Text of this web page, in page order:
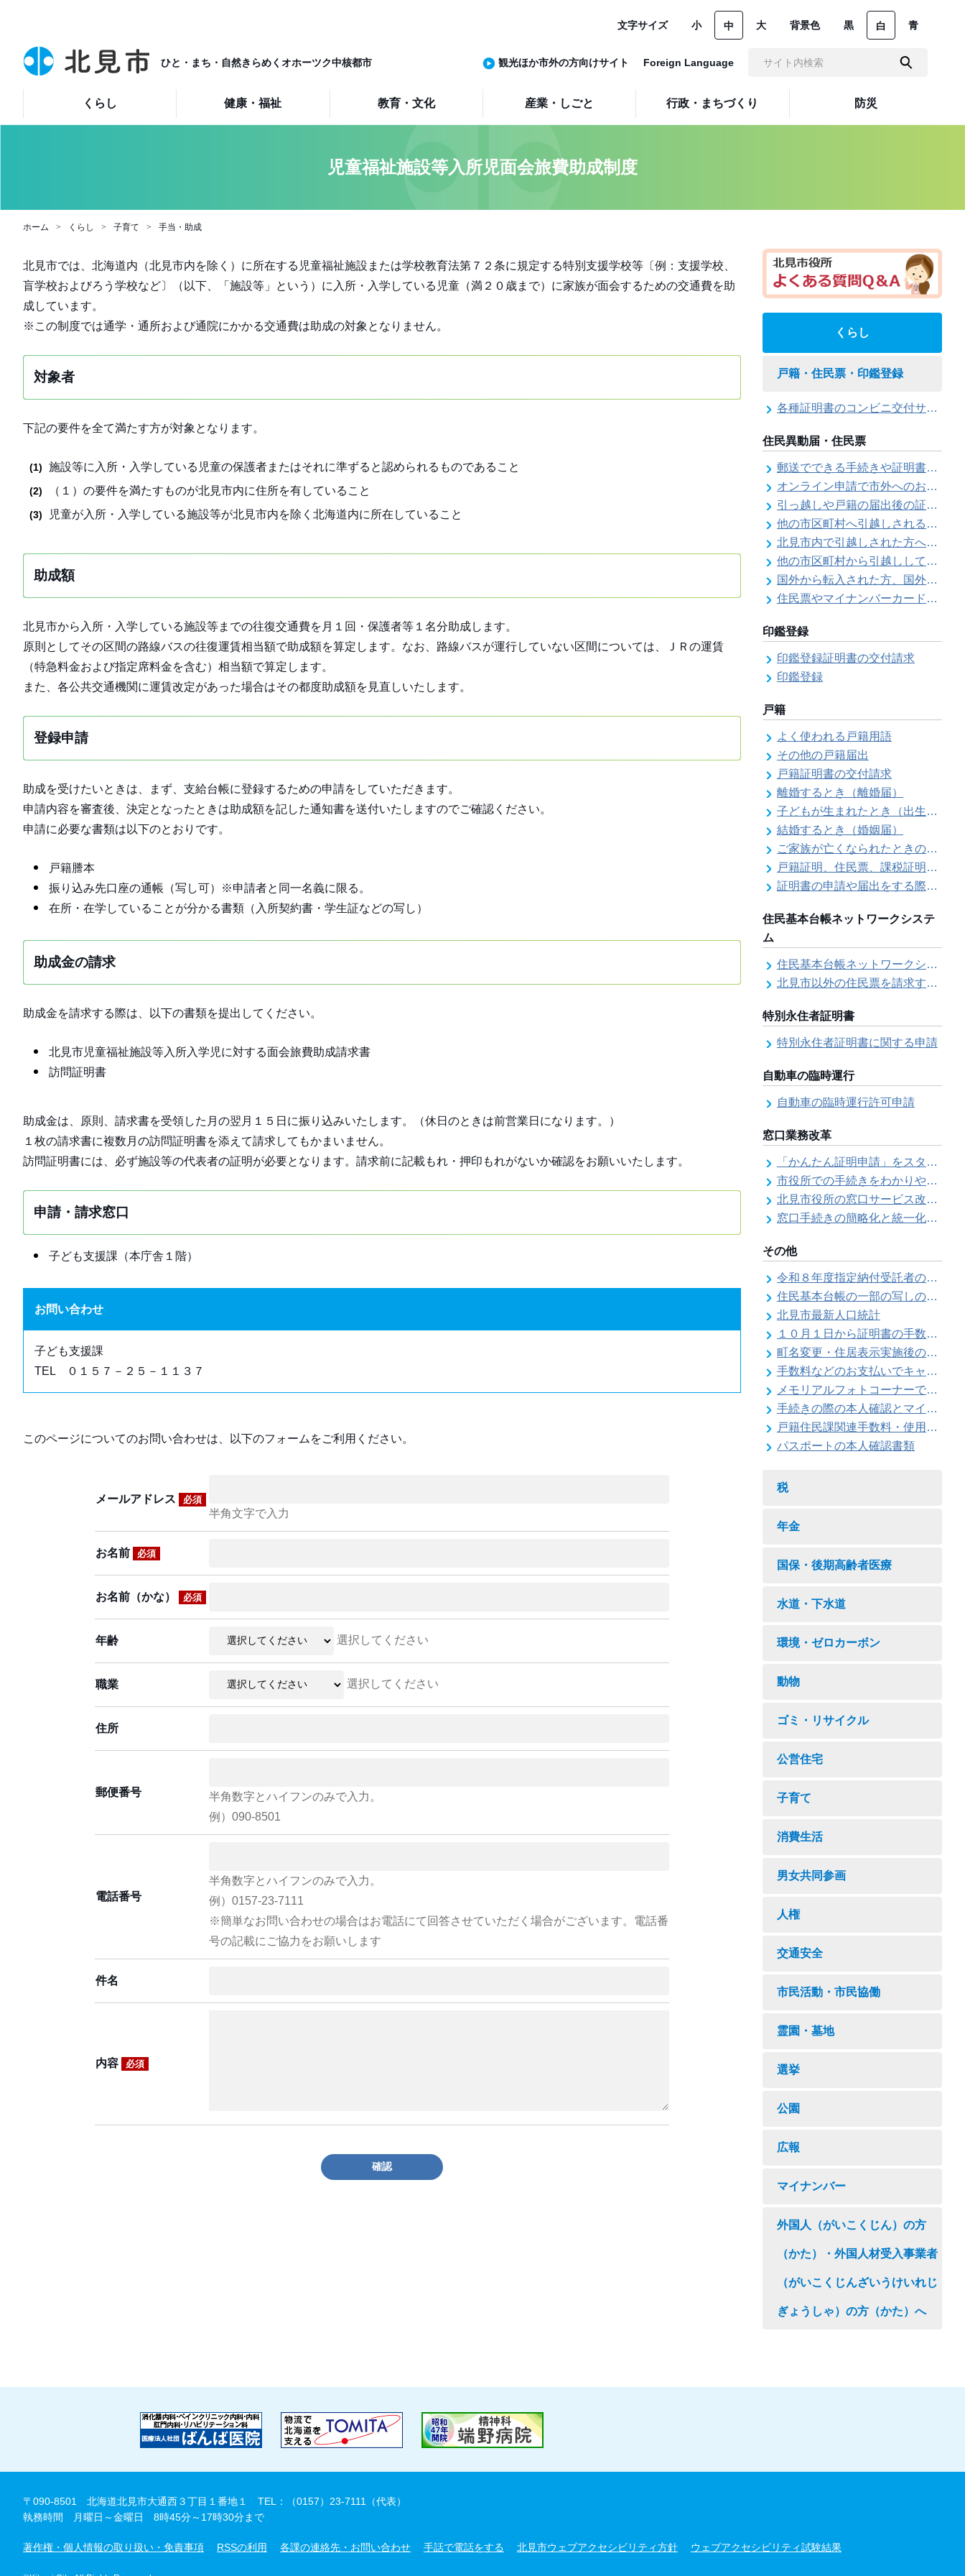
ひと・まち・自然きらめくオホーツク中核都市
くらし 健康・福祉 教育・文化 産業・しごと 行政・まちづくり 防災
文字サイズ 小 中 大 背景色 黒 白 青
観光ほか市外の方向けサイト Foreign Language
児童福祉施設等入所児面会旅費助成制度
ホーム くらし 子育て 手当・助成
北見市では、北海道内（北見市内を除く）に所在する児童福祉施設または学校教育法第７２条に規定する特別支援学校等〔例：支援学校、
盲学校およびろう学校など〕（以下、「施設等」という）に入所・入学している児童（満２０歳まで）に家族が面会するための交通費を助
成しています。
※この制度では通学・通所および通院にかかる交通費は助成の対象となりません。
対象者
下記の要件を全て満たす方が対象となります。
施設等に入所・入学している児童の保護者またはそれに準ずると認められるものであること
（１）の要件を満たすものが北見市内に住所を有していること
児童が入所・入学している施設等が北見市内を除く北海道内に所在していること
助成額
北見市から入所・入学している施設等までの往復交通費を月１回・保護者等１名分助成します。
原則としてその区間の路線バスの往復運賃相当額で助成額を算定します。なお、路線バスが運行していない区間については、ＪＲの運賃
（特急料金および指定席料金を含む）相当額で算定します。
また、各公共交通機関に運賃改定があった場合はその都度助成額を見直しいたします。
登録申請
助成を受けたいときは、まず、支給台帳に登録するための申請をしていただきます。
申請内容を審査後、決定となったときは助成額を記した通知書を送付いたしますのでご確認ください。
申請に必要な書類は以下のとおりです。
戸籍謄本
振り込み先口座の通帳（写し可）※申請者と同一名義に限る。
在所・在学していることが分かる書類（入所契約書・学生証などの写し）
助成金の請求
助成金を請求する際は、以下の書類を提出してください。
北見市児童福祉施設等入所入学児に対する面会旅費助成請求書
訪問証明書
助成金は、原則、請求書を受領した月の翌月１５日に振り込みいたします。（休日のときは前営業日になります。）
１枚の請求書に複数月の訪問証明書を添えて請求してもかまいません。
訪問証明書には、必ず施設等の代表者の証明が必要となります。請求前に記載もれ・押印もれがないか確認をお願いいたします。
申請・請求窓口
子ども支援課（本庁舎１階）
お問い合わせ
子ども支援課
TEL ０１５７－２５－１１３７
このページについてのお問い合わせは、以下のフォームをご利用ください。
メールアドレス 必須
半角文字で入力
お名前 必須
お名前（かな） 必須
年齢 選択してください
職業 選択してください
住所
郵便番号
半角数字とハイフンのみで入力。
例）090-8501
電話番号
半角数字とハイフンのみで入力。
例）0157-23-7111
※簡単なお問い合わせの場合はお電話にて回答させていただく場合がございます。電話番
号の記載にご協力をお願いします
件名
内容 必須
確認
くらし
戸籍・住民票・印鑑登録
各種証明書のコンビニ交付サービス
住民異動届・住民票
郵送でできる手続きや証明書等の交付請求（住民票・戸籍・国民年金関係）
オンライン申請で市外へのお引越し手続き（転出届）ができます
引っ越しや戸籍の届出後の証明書発行可能日
他の市区町村へ引越しされる方へ（転出届）
北見市内で引越しされた方へ（転居届）
他の市区町村から引越しして来た方へ（転入届）
国外から転入された方、国外へ転出される方へ
住民票やマイナンバーカード、印鑑証明書に旧氏（旧姓）が併記できるようになりました！
印鑑登録
印鑑登録証明書の交付請求
印鑑登録
戸籍
よく使われる戸籍用語
その他の戸籍届出
戸籍証明書の交付請求
離婚するとき（離婚届）
子どもが生まれたとき（出生届）
結婚するとき（婚姻届）
ご家族が亡くなられたときの各種手続きのご案内（死亡届）
戸籍証明、住民票、課税証明書等の証明書を郵送で請求する際の本人確認
証明書の申請や届出をする際の本人確認
住民基本台帳ネットワークシステ
ム
住民基本台帳ネットワークシステム
北見市以外の住民票を請求する（住民票の広域交付）
特別永住者証明書
特別永住者証明書に関する申請
自動車の臨時運行
自動車の臨時運行許可申請
窓口業務改革
「かんたん証明申請」をスタートしました
市役所での手続きをわかりやすく！「手続きチェックシート」を導入しました
北見市役所の窓口サービス改善の取り組み経過
窓口手続きの簡略化と統一化の取り組みについて（ワンストップサービス推進事業）
その他
令和８年度指定納付受託者の指定について
住民基本台帳の一部の写しの閲覧状況
北見市最新人口統計
１０月１日から証明書の手数料が変わります
町名変更・住居表示実施後の住所変更
手数料などのお支払いでキャッシュレス決済が利用できます
メモリアルフォトコーナーで記念撮影はいかがですか
手続きの際の本人確認とマイナンバーの確認にご協力ください
戸籍住民課関連手数料・使用料一覧
パスポートの本人確認書類
税
年金
国保・後期高齢者医療
水道・下水道
環境・ゼロカーボン
動物
ゴミ・リサイクル
公営住宅
子育て
消費生活
男女共同参画
人権
交通安全
市民活動・市民協働
霊園・墓地
選挙
公園
広報
マイナンバー
外国人（がいこくじん）の方
（かた）・外国人材受入事業者
（がいこくじんざいうけいれじ
ぎょうしゃ）の方（かた）へ
〒090-8501 北海道北見市大通西３丁目１番地１
TEL：（0157）23-7111（代表）
執務時間 月曜日～金曜日 8時45分～17時30分まで
著作権・個人情報の取り扱い・免責事項 RSSの利用 各課の連絡先・お問い合わせ 手話で電話をする 北見市ウェブアクセシビリティ方針 ウェブアクセシビリティ試験結果